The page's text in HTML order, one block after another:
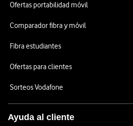
Ofertas portabilidad móvil
Comparador fibra y móvil
Fibra estudiantes
Ofertas para clientes
Sorteos Vodafone
Ayuda al cliente